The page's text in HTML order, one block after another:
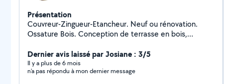
Présentation
Couvreur-Zingueur-Etancheur. Neuf ou rénovation.
Ossature Bois. Conception de terrasse en bois,
Remplacement de velux. Pose de lambris pvc ou bois
sous toiture. Zinguerie : Gouttière, rive, solin,
remplacement de manteau de cheminée. Bardage
Dernier avis laissé par Josiane : 3/5
Il y a plus de 6 mois
n'a pas répondu à mon dernier message